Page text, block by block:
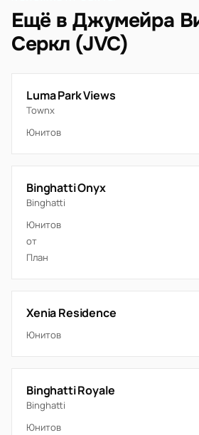
Ещё в Джумейра
Серкл (JVC)
Luma Park Views
Townx
Юнитов
Binghatti Onyx
Binghatti
Юнитов
от
План
Xenia Residence
Юнитов
Binghatti Royale
Binghatti
Юнитов